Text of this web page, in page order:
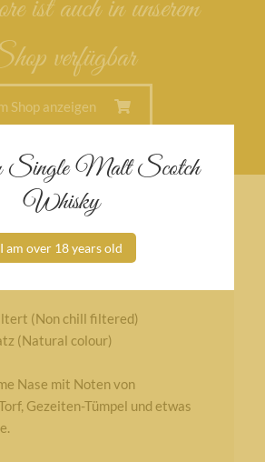
Single Malt Scotch
Whisky
I am over 18 years old
ist auch in unserem
verfügbar
Shop anzeigen
(Non chill filtered)
(Natural colour)
Nase mit Noten von
Gezeiten-Tümpel und etwas